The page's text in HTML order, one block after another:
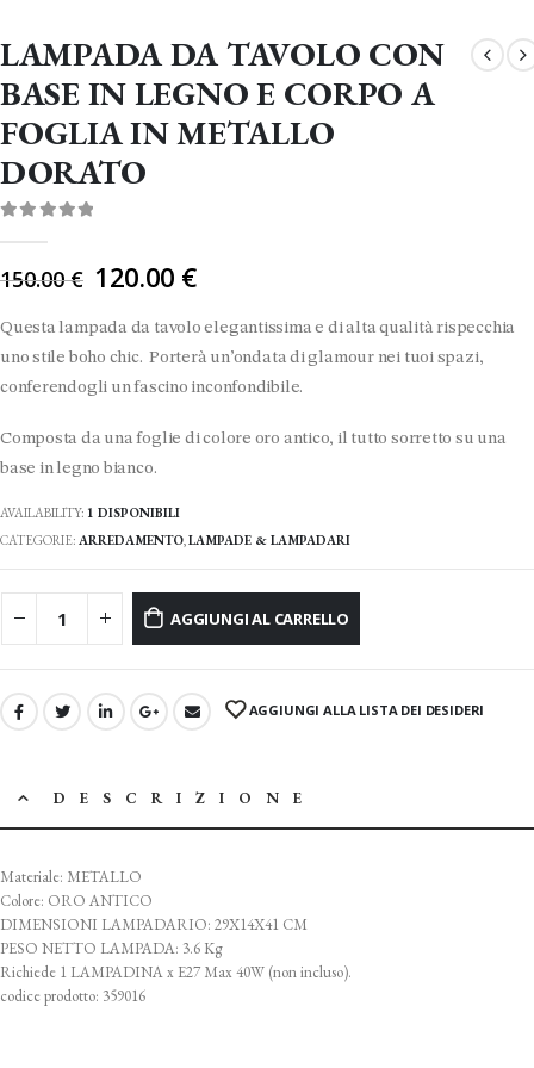
LAMPADA DA TAVOLO CON
BASE IN LEGNO E CORPO A
FOGLIA IN METALLO
DORATO
150.00€ Il
originale
era:
150.00 €.
120.00 €
Questa lampada da tavolo elegantissima e di alta qualità rispecchia
uno stile boho chic. Porterà un’ondata di glamour nei tuoi spazi,
conferendogli un fascino inconfondibile.
Composta da una foglie di colore oro antico, il tutto sorretto su una
base in legno bianco.
AVAILABILITY: 1 DISPONIBILI
CATEGORIE: ARREDAMENTO,LAMPADE & LAMPADARI
AGGIUNGI AL CARRELLO
AGGIUNGI ALLA LISTA DEI DESIDERI
DESCRIZIONE
Materiale: METALLO
Colore: ORO ANTICO
DIMENSIONI LAMPADARIO: 29X14X41 CM
PESO NETTO LAMPADA: 3.6 Kg
Richiede 1 LAMPADINA x E27 Max 40W (non incluso).
codice prodotto: 359016